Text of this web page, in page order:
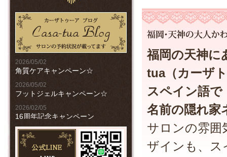
2018/11/01
12月
2018/11/01
11月
2009/11/13
ホー
福岡の天神に
tua（カーザ
スペイン語で
名前の隠れ家
サロンの雰囲
ザインも、ス
2026/05/02
角質ケアキャンペーン☆
2026/05/02
フットジェルキャンペーン☆
2026/02/05
16周年記念キャンペーン
2025/04/01
フット 角質ケアキャンペーン☆